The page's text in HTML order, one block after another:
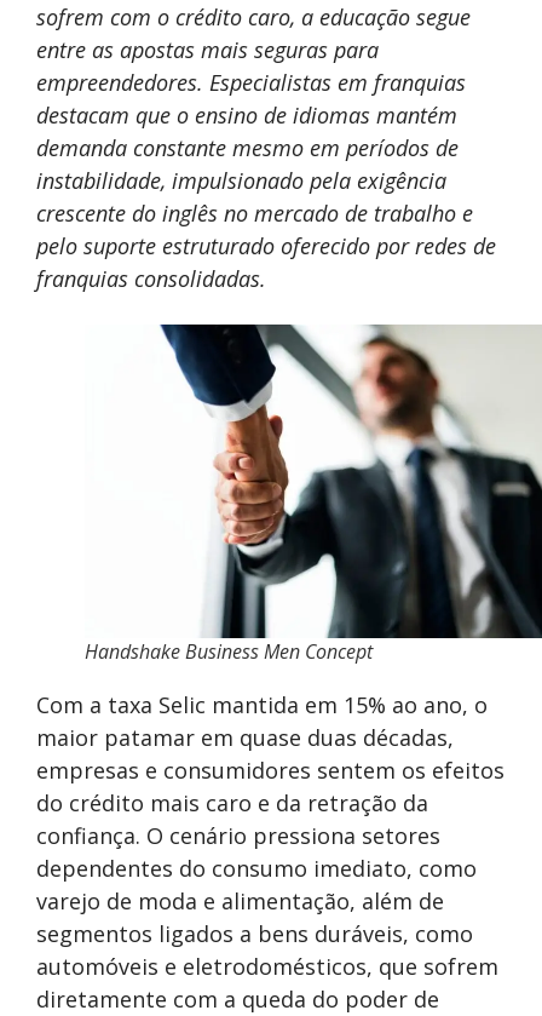
sofrem com o crédito caro, a educação segue
entre as apostas mais seguras para
empreendedores. Especialistas em franquias
destacam que o ensino de idiomas mantém
demanda constante mesmo em períodos de
instabilidade, impulsionado pela exigência
crescente do inglês no mercado de trabalho e
pelo suporte estruturado oferecido por redes de
franquias consolidadas.
Handshake Business Men Concept
Com a taxa Selic mantida em 15% ao ano, o
maior patamar em quase duas décadas,
empresas e consumidores sentem os efeitos
do crédito mais caro e da retração da
confiança. O cenário pressiona setores
dependentes do consumo imediato, como
varejo de moda e alimentação, além de
segmentos ligados a bens duráveis, como
automóveis e eletrodomésticos, que sofrem
diretamente com a queda do poder de